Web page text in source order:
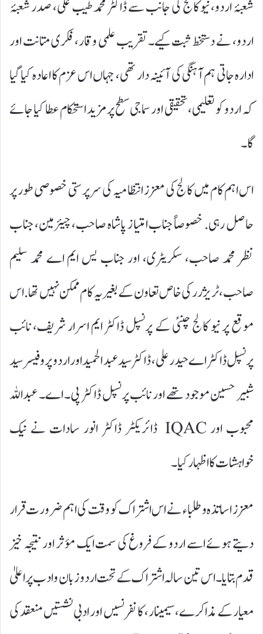
شعبۂ اردو، نیو کالج کی جانب سے ڈاکٹر محمد طیب علی، صدر شعبۂ
اردو، نے دستخط ثبت کیے۔ تقریب علمی وقار، فکری متانت اور
ادارہ جاتی ہم آہنگی کی آئینہ دار تھی، جہاں اس عزم کا اعادہ کیا گیا
کہ اردو کو تعلیمی، تحقیقی اور سماجی سطح پر مزید استحکام عطا کیا جائے
گا۔
اس اہم کام میں کالج کی معزز انتظامیہ کی سرپرستی خصوصی طور پر
حاصل رہی. خصوصاً جناب امتیاز پاشاہ صاحب، چیئرمین، جناب
نظر محمد صاحب، سکریٹری، اور جناب یس ایم اے محمد سلیم
صاحب، ٹریژرر کی خاص تعاون کے بغیر یہ کام ممکن نہیں تھا. اس
موقع پر نیو کالج چنئی کے پرنسپل ڈاکٹر ایم اسرار شریف، نائب
پرنسپل ڈاکٹر اے حیدر علی، ڈاکٹر سید عبد الحمید اور اردو پروفیسر سید
شبیر حسین موجود تھے اور نائب پرنسپل ڈاکٹر پی۔ اے۔ عبداللہ
محبوب اور IQAC ڈائریکٹر ڈاکٹر انور سادات نے نیک
خواہشات کا اظہار کیا۔
معزز اساتذہ و طلباء نے اس اشتراک کو وقت کی اہم ضرورت قرار
دیتے ہوئے اسے اردو کے فروغ کی سمت ایک مؤثر اور نتیجہ خیز
قدم بتایا۔ اس تین سالہ اشتراک کے تحت اردو زبان و ادب پر اعلیٰ
معیار کے مذاکرے، سیمینار، کانفرنسیں اور ادبی نشستیں منعقد کی